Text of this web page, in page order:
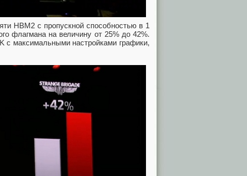
HBM2 с пропускной способностью в 1
флагмана на величину от 25% до 42%.
с максимальными настройками графики,